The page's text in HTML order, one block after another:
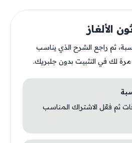
الألغاز
ثم راجع الشرح الذي يناسب
لك في التثبيت بدون جلبريك.
ثم فعّل الاشتراك المناسب